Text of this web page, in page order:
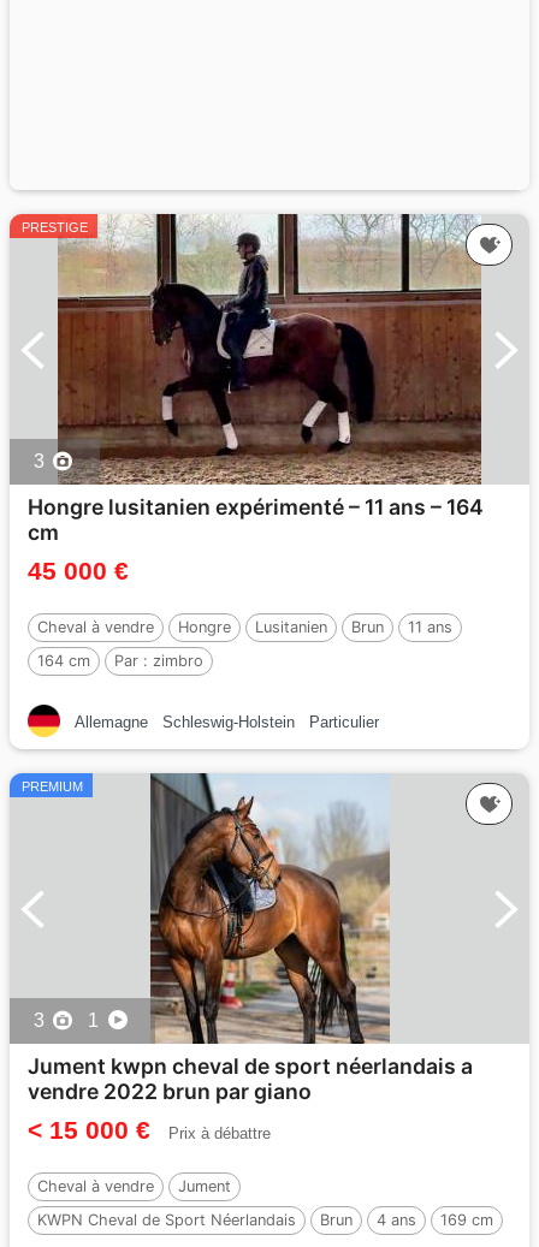
PRESTIGE
3
Hongre lusitanien expérimenté – 11 ans – 164
cm
45 000 €
Cheval à vendre Hongre Lusitanien Brun
11 ans
164 cm
Par : zimbro
Allemagne Schleswig-Holstein Particulier
PREMIUM
3 1
Jument kwpn cheval de sport néerlandais a
vendre 2022 brun par giano
< 15 000 € Prix à débattre
Cheval à vendre
Jument
KWPN Cheval de Sport Néerlandais
Brun 4 ans
169 cm